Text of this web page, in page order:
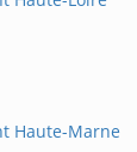
Haute-Marne